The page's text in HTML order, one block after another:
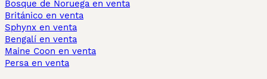
Bosque de Noruega en venta
Británico en venta
Sphynx en venta
Bengalí en venta
Maine Coon en venta
Persa en venta